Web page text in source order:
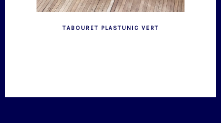
TABOURET PLASTUNIC VERT